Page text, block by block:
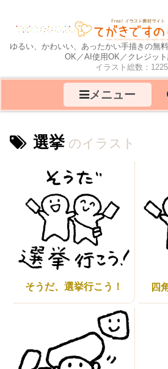
ゆるい、かわいい、あったかい手描きの無
OK／AI使用OK／クレジッ
イラスト総数：
メニュー
選挙
そうだ、選挙行こう！ 四